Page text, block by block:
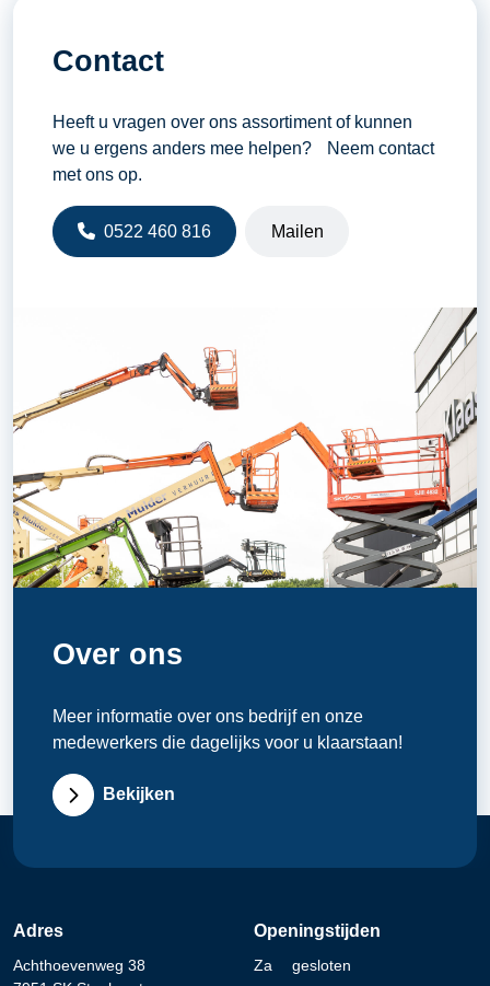
Contact
Heeft u vragen over ons assortiment of kunnen
we u ergens anders mee helpen? Neem contact
met ons op.
0522 460 816 Mailen
Over ons
Meer informatie over ons bedrijf en onze
medewerkers die dagelijks voor u klaarstaan!
Bekijken
Adres
Achthoevenweg 38
Openingstijden
Za
gesloten